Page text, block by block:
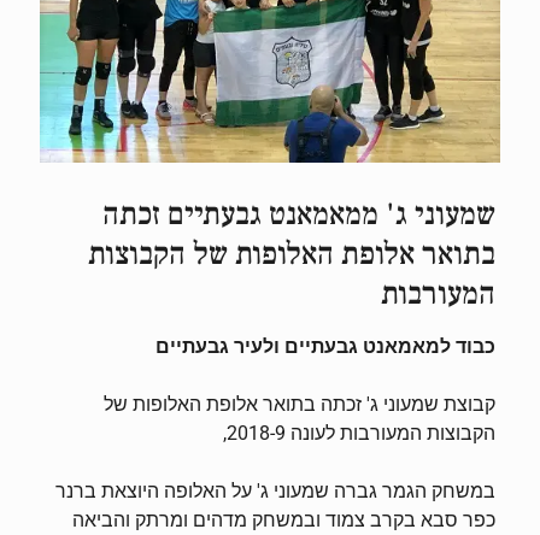
שמעוני ג' ממאמאנט גבעתיים זכתה
בתואר אלופת האלופות של הקבוצות
המעורבות
כבוד למאמאנט גבעתיים ולעיר גבעתיים
קבוצת שמעוני ג' זכתה בתואר אלופת האלופות של
הקבוצות המעורבות לעונה 2018-9,
במשחק הגמר גברה שמעוני ג' על האלופה היוצאת ברנר
כפר סבא בקרב צמוד ובמשחק מדהים ומרתק והביאה